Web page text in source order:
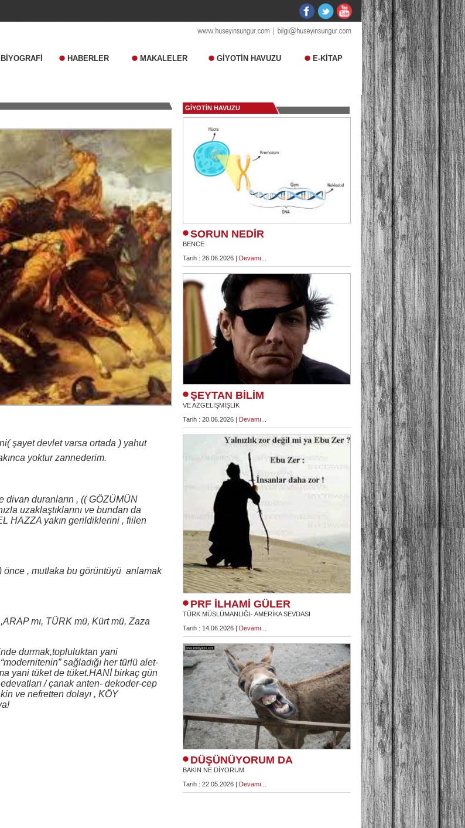
BİYOGRAFİ HABERLER MAKALELER GİYOTİN HAVUZU E-KİTAP
şayet devlet varsa ortada ) yahut
yoktur zannederim.
divan duranların , (( GÖZÜMÜN
uzaklaştıklarını ve bundan da
HAZZA yakın gerildiklerini , fiilen
önce , mutlaka bu görüntüyü anlamak
mı, TÜRK mü, Kürt mü, Zaza
durmak,topluluktan yani
sağladığı her türlü alet-
yani tüket de tüket.HANİ birkaç gün
/ çanak anten- dekoder-cep
ve nefretten dolayı , KÖY
GİYOTİN HAVUZU
SORUN NEDİR
BENCE
Tarih : 26.06.2026 | Devamı...
ŞEYTAN BİLİM
VE AZGELİŞMİŞLİK
Tarih : 20.06.2026 | Devamı...
PRF İLHAMİ GÜLER
TÜRK MÜSLÜMANLIĞI- AMERİKA SEVDASI
Tarih : 14.06.2026 | Devamı...
DÜŞÜNÜYORUM DA
BAKIN NE DİYORUM
Tarih : 22.05.2026 | Devamı...